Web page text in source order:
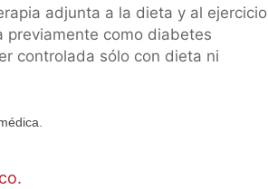
adjunta a la dieta y al ejercicio
previamente como diabetes
controlada sólo con dieta ni